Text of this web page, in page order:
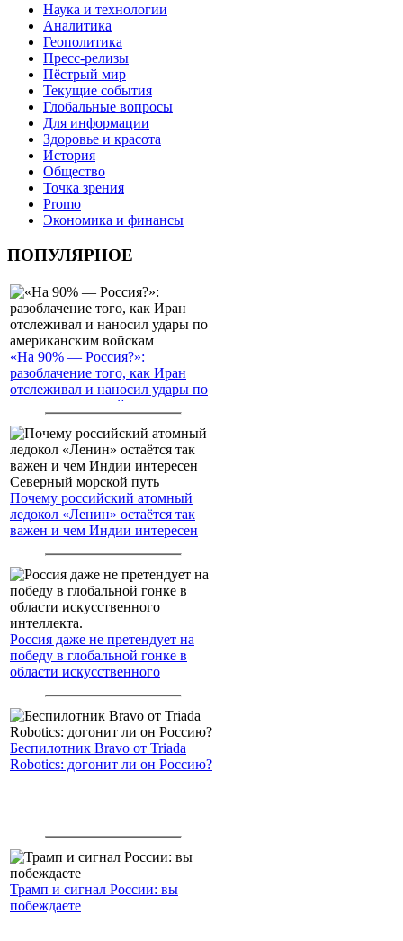
Наука и технологии
Аналитика
Геополитика
Пресс-релизы
Пёстрый мир
Текущие события
Глобальные вопросы
Для информации
Здоровье и красота
История
Общество
Точка зрения
Promo
Экономика и финансы
ПОПУЛЯРНОЕ
«На 90% — Россия?»:
разоблачение того, как Иран
отслеживал и наносил удары по
американским войскам
Почему российский атомный
ледокол «Ленин» остаётся так
важен и чем Индии интересен
Северный морской путь
Россия даже не претендует на
победу в глобальной гонке в
области искусственного
Беспилотник Bravo от Triada
Robotics: догонит ли он Россию?
Трамп и сигнал России: вы
побеждаете